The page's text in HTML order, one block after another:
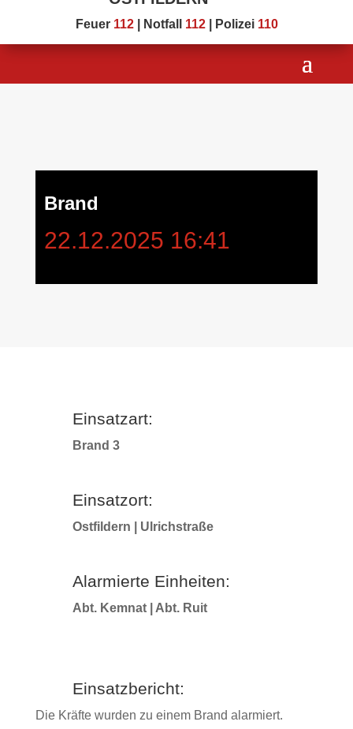
Feuer 112| Notfall 112| Polizei 110
Brand
22.12.2025 16:41
Einsatzart:
Brand 3
Einsatzort:
Ostfildern | Ulrichstraße
Alarmierte Einheiten:
Abt. Kemnat | Abt. Ruit
Einsatzbericht:
Die Kräfte wurden zu einem Brand alarmiert.